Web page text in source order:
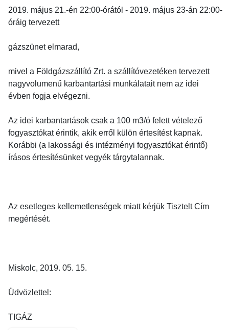
2019. május 21.-én 22:00-órától - 2019. május 23-án 22:00-
óráig tervezett
gázszünet elmarad,
mivel a Földgázszállító Zrt. a szállítóvezetéken tervezett
nagyvolumenű karbantartási munkálatait nem az idei
évben fogja elvégezni.
Az idei karbantartások csak a 100 m3/ó felett vételező
fogyasztókat érintik, akik erről külön értesítést kapnak.
Korábbi (a lakossági és intézményi fogyasztókat érintő)
írásos értesítésünket vegyék tárgytalannak.
Az esetleges kellemetlenségek miatt kérjük Tisztelt Cím
megértését.
Miskolc, 2019. 05. 15.
Üdvözlettel:
TIGÁZ